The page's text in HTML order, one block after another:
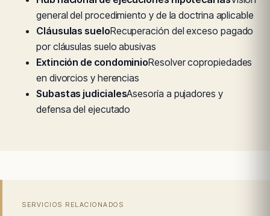
general del procedimiento y de la doctrina aplicable
Cláusulas sueloRecuperación del exceso pagado
por cláusulas suelo abusivas
Extinción de condominioResolver copropiedades
en divorcios y herencias
Subastas judicialesAsesoría a pujadores y
defensa del ejecutado
SERVICIOS RELACIONADOS